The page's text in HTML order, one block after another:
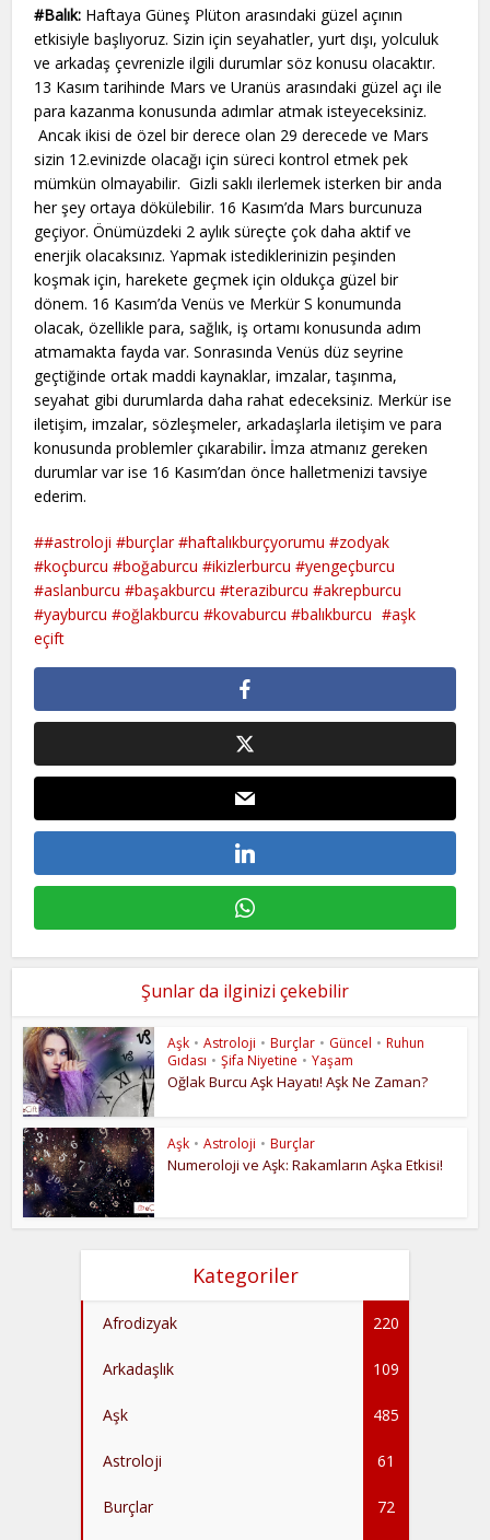
#Balık: Haftaya Güneş Plüton arasındaki güzel açının
etkisiyle başlıyoruz. Sizin için seyahatler, yurt dışı, yolculuk
ve arkadaş çevrenizle ilgili durumlar söz konusu olacaktır.
13 Kasım tarihinde Mars ve Uranüs arasındaki güzel açı ile
para kazanma konusunda adımlar atmak isteyeceksiniz.
Ancak ikisi de özel bir derece olan 29 derecede ve Mars
sizin 12.evinizde olacağı için süreci kontrol etmek pek
mümkün olmayabilir. Gizli saklı ilerlemek isterken bir anda
her şey ortaya dökülebilir. 16 Kasım’da Mars burcunuza
geçiyor. Önümüzdeki 2 aylık süreçte çok daha aktif ve
enerjik olacaksınız. Yapmak istediklerinizin peşinden
koşmak için, harekete geçmek için oldukça güzel bir
dönem. 16 Kasım’da Venüs ve Merkür S konumunda
olacak, özellikle para, sağlık, iş ortamı konusunda adım
atmamakta fayda var. Sonrasında Venüs düz seyrine
geçtiğinde ortak maddi kaynaklar, imzalar, taşınma,
seyahat gibi durumlarda daha rahat edeceksiniz. Merkür ise
iletişim, imzalar, sözleşmeler, arkadaşlarla iletişim ve para
konusunda problemler çıkarabilir. İmza atmanız gereken
durumlar var ise 16 Kasım’dan önce halletmenizi tavsiye
ederim.
#astroloji #burçlar #haftalıkburçyorumu #zodyak
#koçburcu #boğaburcu #ikizlerburcu #yengeçburcu
#aslanburcu #başakburcu #teraziburcu #akrepburcu
#yayburcu #oğlakburcu #kovaburcu #balıkburcu
aşk
eçift
Şunlar da ilginizi çekebilir
Aşk • Astroloji • Burçlar • Güncel • Ruhun
Gıdası • Şifa Niyetine • Yaşam
Oğlak Burcu Aşk Hayatı! Aşk Ne Zaman?
Aşk • Astroloji • Burçlar
Numeroloji ve Aşk: Rakamların Aşka Etkisi!
Kategoriler
Afrodizyak 220
Arkadaşlık 109
Aşk 485
Astroloji 61
Burçlar 72